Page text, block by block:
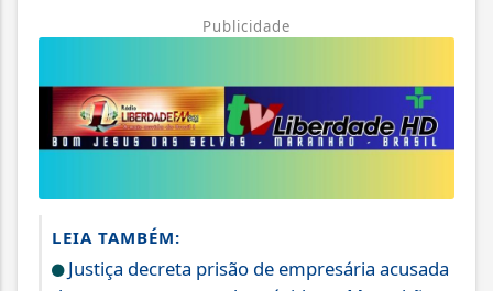
Publicidade
LEIA TAMBÉM:
Justiça decreta prisão de empresária acusada